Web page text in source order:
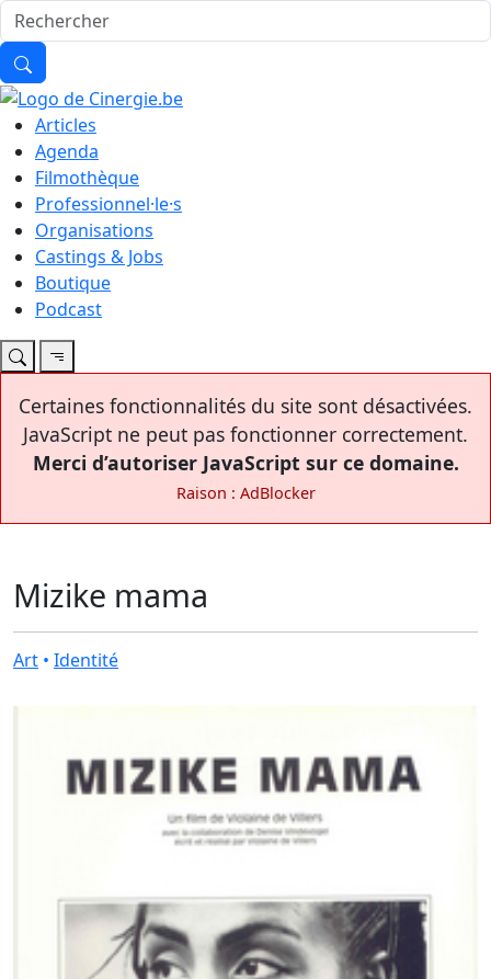
Articles
Agenda
Filmothèque
Professionnel·le·s
Organisations
Castings & Jobs
Boutique
Podcast
Certaines fonctionnalités du site sont désactivées.
JavaScript ne peut pas fonctionner correctement.
Merci d’autoriser JavaScript sur ce domaine.
Raison : AdBlocker
Mizike mama
Art • Identité